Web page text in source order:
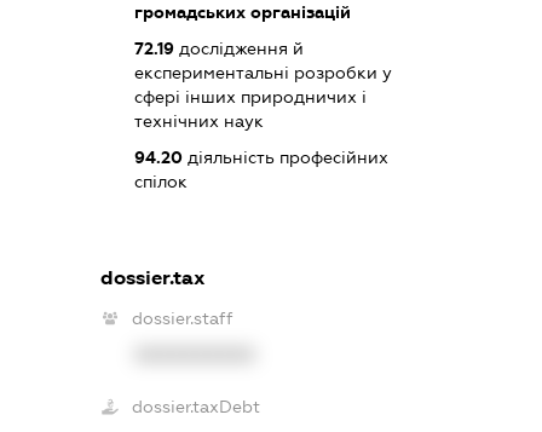
громадських організацій
72.19 дослідження й
експериментальні розробки у
сфері інших природничих і
технічних наук
94.20 діяльність професійних
спілок
dossier.tax
dossier.staff
dossier.taxDebt